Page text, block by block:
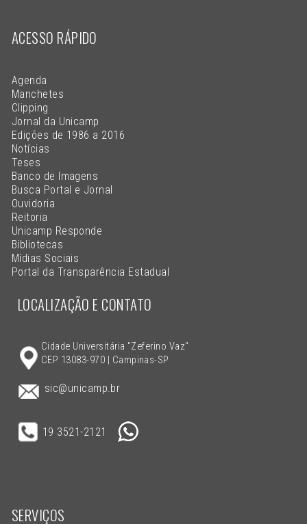
ACESSO RÁPIDO
Agenda
Manchetes
Clipping
Jornal da Unicamp
Edições de 1986 a 2016
Notícias
Teses
Banco de Imagens
Busca Portal e Jornal
Ouvidoria
Reitoria
Unicamp Responde
Bibliotecas
Mídias Sociais
Portal da Transparência Estadual
LOCALIZAÇÃO E CONTATO
Cidade Universitária "Zeferino Vaz"
CEP 13083-970 | Campinas-SP
sic@unicamp.br
19 3521-2121
SERVIÇOS